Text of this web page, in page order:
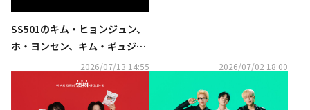
SS501のキム・ヒョンジュン、
ホ・ヨンセン、キム・ギュジョ
ンによるユニット「FIVE O ON
E」、9月に東京神戸大阪の3都
市を巡る日本ツアー開催決定！
2026/07/13 14:55 2026/07/02 18:00